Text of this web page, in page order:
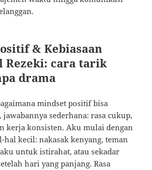
& Kebiasaan
Rezeki: cara tarik
drama
mindset positif bisa
sederhana: rasa cukup,
kerja konsisten. Aku mulai dengan
kecil: nakasak kenyang, teman
untuk istirahat, atau sekadar
hari yang panjang. Rasa